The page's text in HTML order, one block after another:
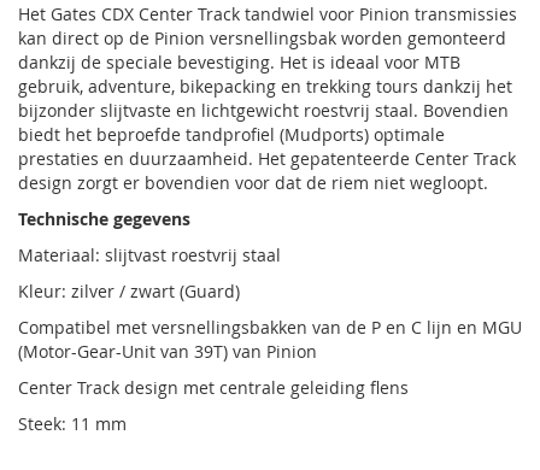
Het Gates CDX Center Track tandwiel voor Pinion transmissies
kan direct op de Pinion versnellingsbak worden gemonteerd
dankzij de speciale bevestiging. Het is ideaal voor MTB
gebruik, adventure, bikepacking en trekking tours dankzij het
bijzonder slijtvaste en lichtgewicht roestvrij staal. Bovendien
biedt het beproefde tandprofiel (Mudports) optimale
prestaties en duurzaamheid. Het gepatenteerde Center Track
design zorgt er bovendien voor dat de riem niet wegloopt.
Technische gegevens
Materiaal: slijtvast roestvrij staal
Kleur: zilver / zwart (Guard)
Compatibel met versnellingsbakken van de P en C lijn en MGU
(Motor-Gear-Unit van 39T) van Pinion
Center Track design met centrale geleiding flens
Steek: 11 mm